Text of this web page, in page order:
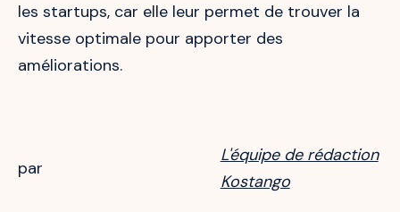
les startups, car elle leur permet de trouver la
vitesse optimale pour apporter des
améliorations.
par
L'équipe de rédaction
Kostango